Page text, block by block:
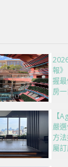
報
握
房
【
嚴
方
屬